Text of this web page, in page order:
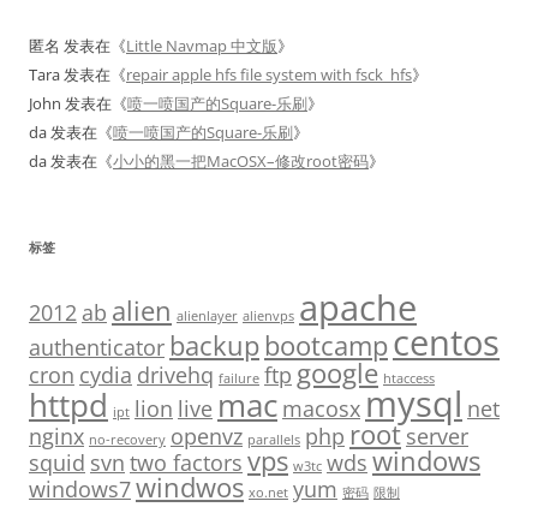
匿名 发表在《Little Navmap 中文版》
Tara发表在《repair apple hfs file system with fsck_hfs》
John 发表在《喷一喷国产的Square-乐刷》
da发表在《喷一喷国产的Square-乐刷》
da发表在《小小的黑一把MacOSX–修改root密码》
标签
2012 ab alien alienlayer alienvps apache
authenticator backupbootcampcentos
cron cydia drivehq failure ftp google htaccess
httpd ipt lion live mac macosxmysql net
nginx no-recovery openvz parallels php root server
squid svn two factors vps w3tc wds windows
windows7windwos xo.net yum 密码 限制